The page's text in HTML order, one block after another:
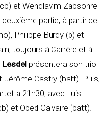
et Wendlavim Zabsonre
deuxième partie, à partir de
Philippe Burdy (b) et
toujours à Carrère et à
Lesdel présentera son trio
Jérôme Castry (batt). Puis,
à 21h30, avec Luis
et Obed Calvaire (batt).